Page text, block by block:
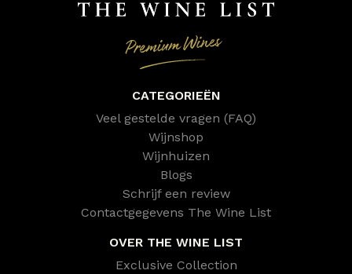
CATEGORIEËN
Veel gestelde vragen (FAQ)
Wijnshop
Wijnhuizen
Blogs
Schrijf een review
Contactgegevens The Wine List
OVER THE WINE LIST
Exclusive Collection